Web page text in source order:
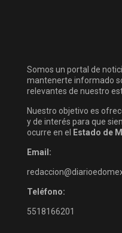
Somos un portal de
mantenerte informado
relevantes de nuestro
Nuestro objetivo es
y de interés para que
ocurre en el
Estado de
Email:
Teléfono:
5518166201